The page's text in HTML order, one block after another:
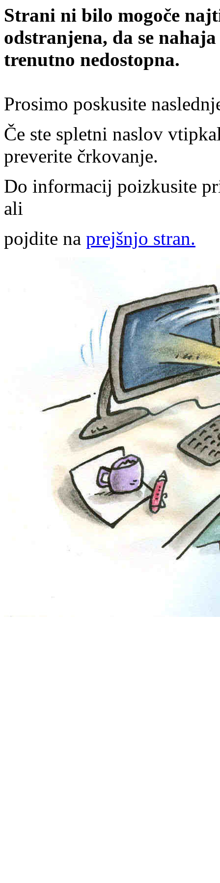
Strani ni bilo mogoče
odstranjena, da se
trenutno nedostopna.
Prosimo poskusite
Če ste spletni naslov
preverite črkovanje.
Do informacij poizkusite
ali
pojdite na prejšnjo stran.